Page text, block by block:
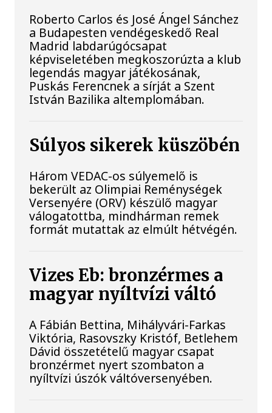
Roberto Carlos és José Ángel Sánchez
a Budapesten vendégeskedő Real
Madrid labdarúgócsapat
képviseletében megkoszorúzta a klub
legendás magyar játékosának,
Puskás Ferencnek a sírját a Szent
István Bazilika altemplomában.
Súlyos sikerek küszöbén
Három VEDAC-os súlyemelő is
bekerült az Olimpiai Reménységek
Versenyére (ORV) készülő magyar
válogatottba, mindhárman remek
formát mutattak az elmúlt hétvégén.
Vizes Eb: bronzérmes a
magyar nyíltvízi váltó
A Fábián Bettina, Mihályvári-Farkas
Viktória, Rasovszky Kristóf, Betlehem
Dávid összetételű magyar csapat
bronzérmet nyert szombaton a
nyíltvízi úszók váltóversenyében.